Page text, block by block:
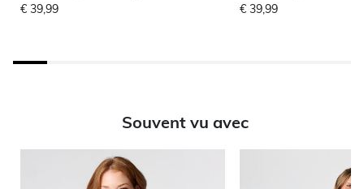
€ 39,99 € 39,99
Souvent vu avec